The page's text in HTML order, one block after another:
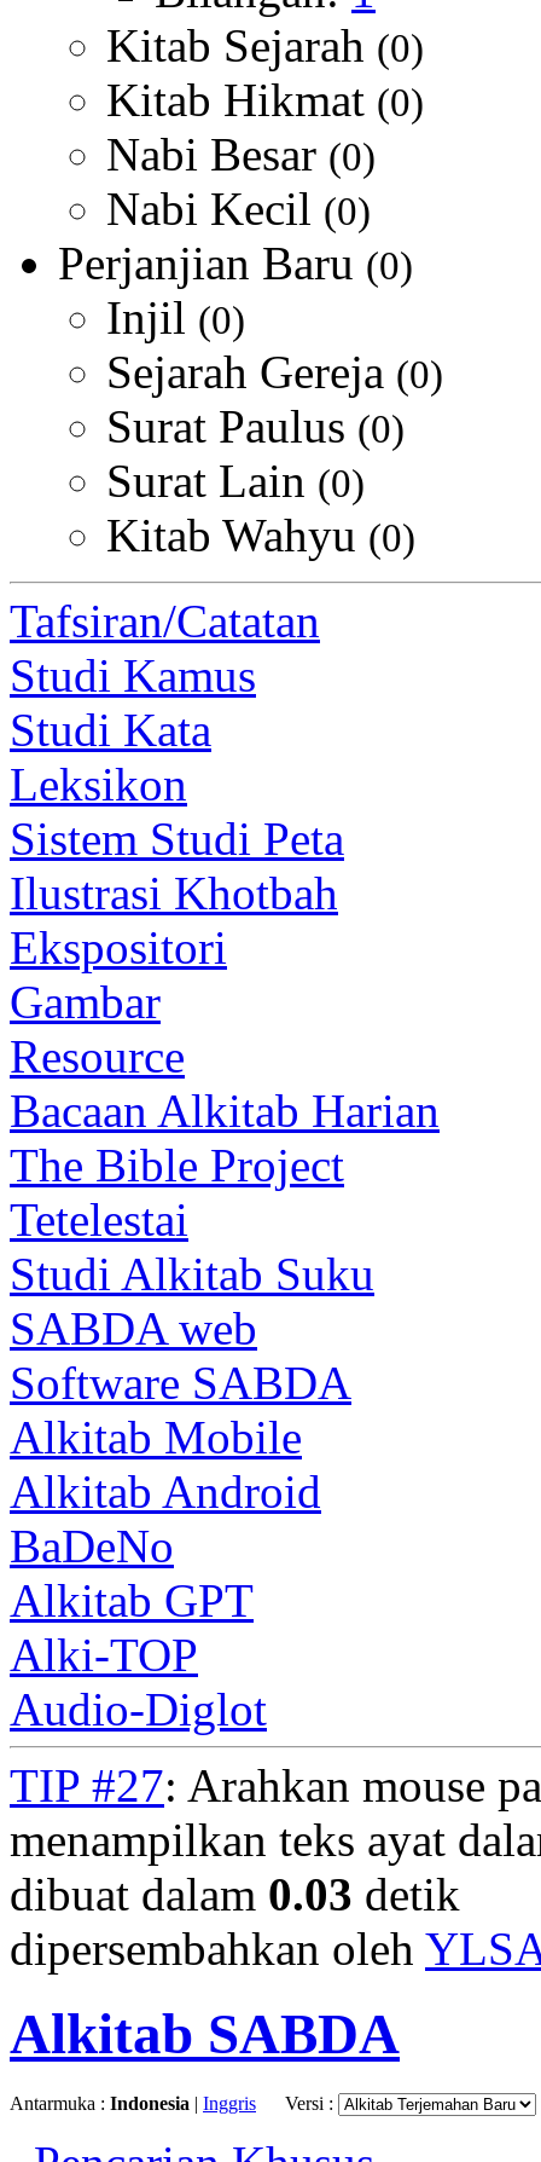
Kitab Sejarah (0)
Kitab Hikmat (0)
Nabi Besar (0)
Nabi Kecil (0)
Perjanjian Baru (0)
Injil (0)
Sejarah Gereja (0)
Surat Paulus (0)
Surat Lain (0)
Kitab Wahyu (0)
Tafsiran/Catatan
Studi Kamus
Studi Kata
Leksikon
Sistem Studi Peta
Ilustrasi Khotbah
Ekspositori
Gambar
Resource
Bacaan Alkitab Harian
The Bible Project
Tetelestai
Studi Alkitab Suku
SABDA web
Software SABDA
Alkitab Mobile
Alkitab Android
BaDeNo
Alkitab GPT
Alki-TOP
Audio-Diglot
TIP #27: Arahkan mouse
menampilkan teks ayat
dibuat dalam 0.03 detik
dipersembahkan oleh
Alkitab SABDA
Antarmuka : Indonesia | Inggris Versi :